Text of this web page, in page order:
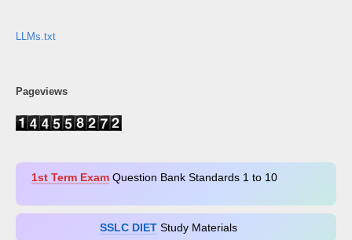
LLMs.txt
Pageviews
1st Term ExamQuestion Bank Standards 1 to 10
SSLC DIETStudy Materials